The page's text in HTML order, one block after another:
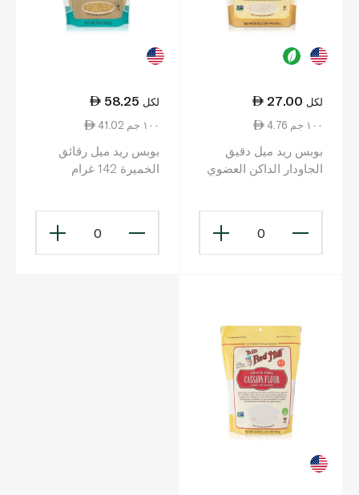
27.00 لكل
4.76 ١٠٠ جم
بوبس ريد ميل دقيق
الجاودار الداكن العضوي
0
58.25 لكل
41.02 ١٠٠ جم
بوبس ريد ميل رقائق
الخميرة 142 غرام
0